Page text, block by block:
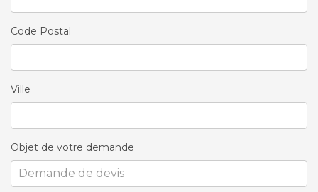
Code Postal
Ville
Objet de votre demande